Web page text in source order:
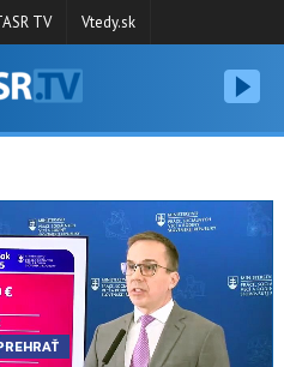
TV Vtedy.sk